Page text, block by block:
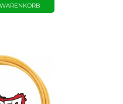
WARENKORB